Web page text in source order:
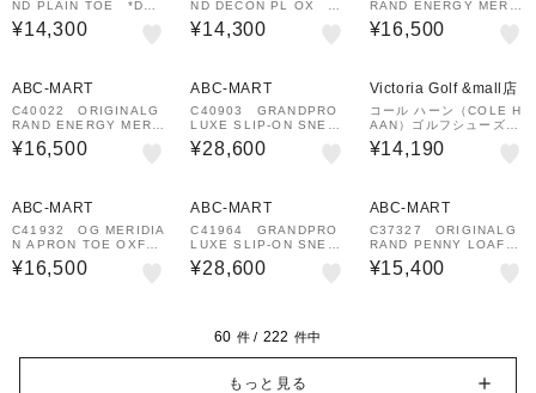
ND PLAIN TOE *DK
BROWN 628307-000
1
¥14,300
ND DECON PL OX *D
ARK CHOCOLATE 68
7272-0001
¥14,300
RAND ENERGY MERI
D PT *CH DRK CHOC
687278-0001
¥16,500
ABC-MART
C40022 ORIGINALG
RAND ENERGY MERI
D PT *NAVY BLAZE
R/ B 687279-0001
¥16,500
ABC-MART
C40903 GRANDPRO
LUXE SLIP-ON SNEA
KERS BLACK/BLACK
703373-0001
¥28,600
Victoria Golf &mall店
コール ハーン（COLE H
AAN）ゴルフシューズ
ゼログランド オーバーテ
イク ウォーターレジスタ
¥14,190
ABC-MART
C41932 OG MERIDIA
N APRON TOE OXFO
RDS *CHOCOLATE
696244-0001
¥16,500
ABC-MART
C41964 GRANDPRO
LUXE SLIP-ON SNEA
KERS OPT WHTE 7
03375-0001
¥28,600
ABC-MART
C37327 ORIGINALG
RAND PENNY LOAFE
R *MARINE BLUE 6
62012-0001
¥15,400
60 件 / 222 件中
もっと見る